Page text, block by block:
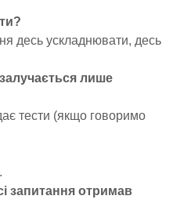
десь ускладнювати, десь
лише
тести (якщо говоримо
запитання отримав